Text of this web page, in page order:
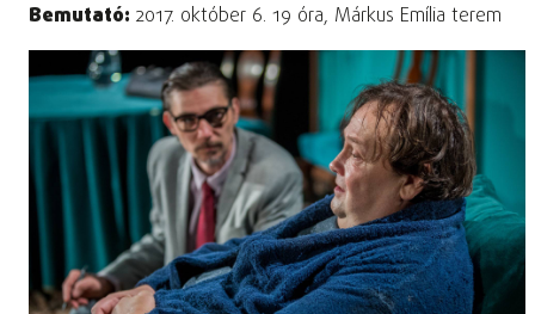
Bemutató: 2017. október 6. 19 óra, Márkus Emília terem